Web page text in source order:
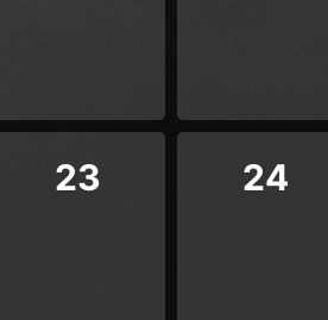
23 24